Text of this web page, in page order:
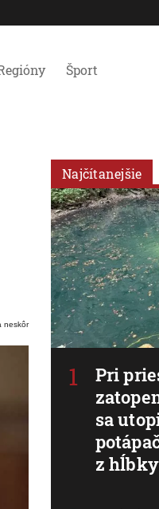
Šport
neskôr
Najčítanejšie
Pri
sa
z